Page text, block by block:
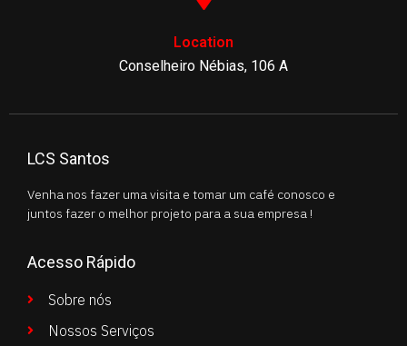
Location
Conselheiro Nébias, 106 A
LCS Santos
Venha nos fazer uma visita e tomar um café conosco e
juntos fazer o melhor projeto para a sua empresa !
Acesso Rápido
Sobre nós
Nossos Serviços